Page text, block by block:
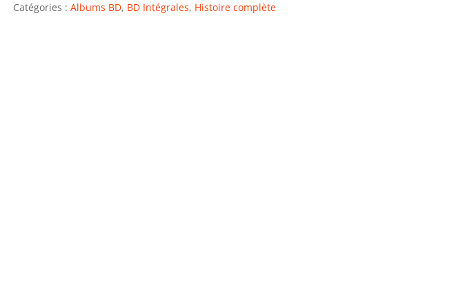
Catégories : Albums BD, BD Intégrales, Histoire complète